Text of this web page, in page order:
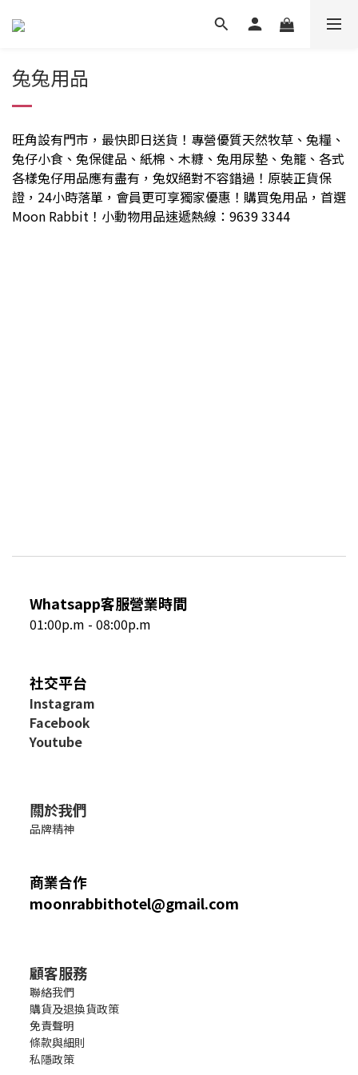
兔兔用品
旺角設有門市 ， 最快即日送貨！專營優質天然牧草、兔糧、
兔仔小食、兔保健品、紙棉、木糠、兔用尿墊、兔籠、各式
各樣兔仔用品應有盡有，兔奴絕對不容錯過 ！ 原裝正貨保
證，24小時落單，會員更可享獨家優惠！購買兔用品 ， 首選
Moon Rabbit ！ 小動物用品速遞熱線：9639 3344
Whatsapp客服營業時間
01:00p.m - 08:00p.m
社交平台
Instagram
Facebook
Youtube
關於我們
品牌精神
商業合作
moonrabbithotel@gmail.com
顧客服務
聯絡我們
購貨及退換貨政策
免責聲明
條款與細則
私隱政策